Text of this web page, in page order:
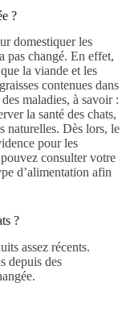
?
domestiquer les
pas changé. En effet,
la viande et les
contenues dans
maladies, à savoir :
la santé des chats,
naturelles. Dès lors, le
pour les
consulter votre
d’alimentation afin
?
assez récents.
depuis des